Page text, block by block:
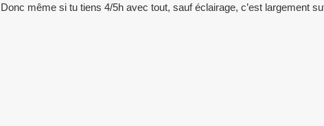
Donc même si tu tiens 4/5h avec tout, sauf éclairage, c’est largement